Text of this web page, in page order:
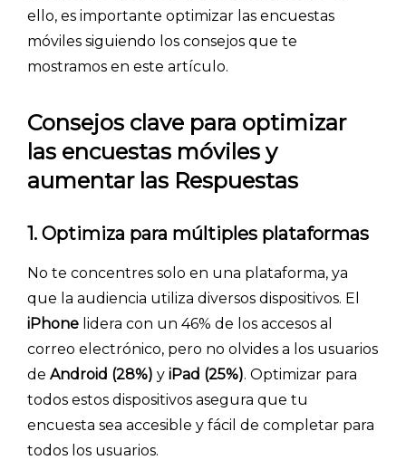
ello, es importante optimizar las encuestas
móviles siguiendo los consejos que te
mostramos en este artículo.
Consejos clave para optimizar
las encuestas móviles y
aumentar las Respuestas
1. Optimiza para múltiples plataformas
No te concentres solo en una plataforma, ya
que la audiencia utiliza diversos dispositivos. El
iPhone lidera con un 46% de los accesos al
correo electrónico, pero no olvides a los usuarios
de Android (28%) y iPad (25%). Optimizar para
todos estos dispositivos asegura que tu
encuesta sea accesible y fácil de completar para
todos los usuarios.